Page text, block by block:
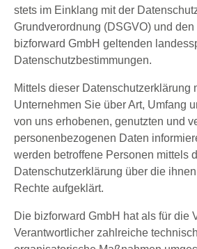
stets im Einklang mit der
Grundverordnung (DSGVO) und den
bizforward GmbH geltenden
Datenschutzbestimmungen.
Mittels dieser Datenschutzerklärung
Unternehmen Sie über Art, Umfang
von uns erhobenen, genutzten und
personenbezogenen Daten
werden betroffene Personen mittels
Datenschutzerklärung über die
Rechte aufgeklärt.
Die bizforward GmbH hat als für die
Verantwortlicher zahlreiche